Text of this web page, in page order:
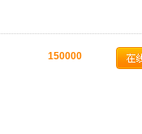
150000